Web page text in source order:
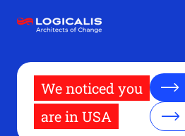
contenido
We noticed you
are in USA